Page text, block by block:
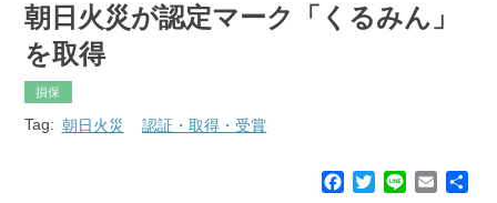
朝日火災が認定マーク「くるみん」
を取得
損保
Tag: 朝日火災 認証・取得・受賞
T
E